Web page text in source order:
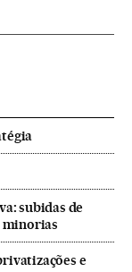
subidas de
minorias
e